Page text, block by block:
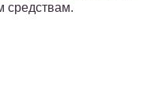
средствам.